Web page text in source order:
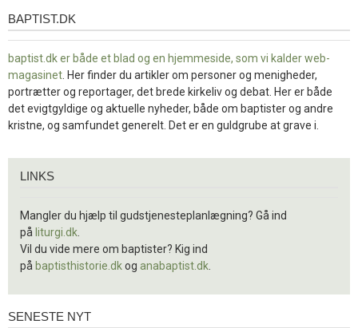
baptist.dk
BAPTIST.DK
baptist.dk er både et blad og en hjemmeside, som vi kalder web-
magasinet . Her finder du artikler om personer og menigheder,
portrætter og reportager, det brede kirkeliv og debat. Her er både
det evigtgyldige og aktuelle nyheder, både om baptister og andre
kristne, og samfundet generelt. Det er en guldgrube at grave i.
LINKS
Mangler du hjælp til gudstjenesteplanlægning? Gå ind
på liturgi.dk
Vil du vide mere om baptister? Kig ind
på baptisthistorie.dkog anabaptist.dk
Seneste
SENESTE NYT